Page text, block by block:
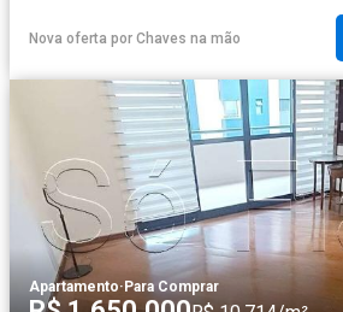
Nova oferta por Chaves na mão
Apartamento·Para Comprar